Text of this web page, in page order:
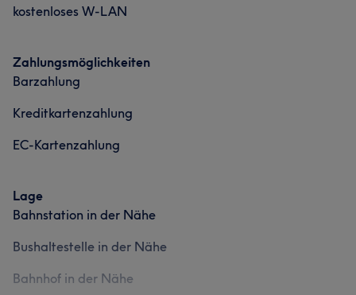
kostenloses W-LAN
Zahlungsmöglichkeiten
Barzahlung
Kreditkartenzahlung
EC-Kartenzahlung
Lage
Bahnstation in der Nähe
Bushaltestelle in der Nähe
Bahnhof in der Nähe